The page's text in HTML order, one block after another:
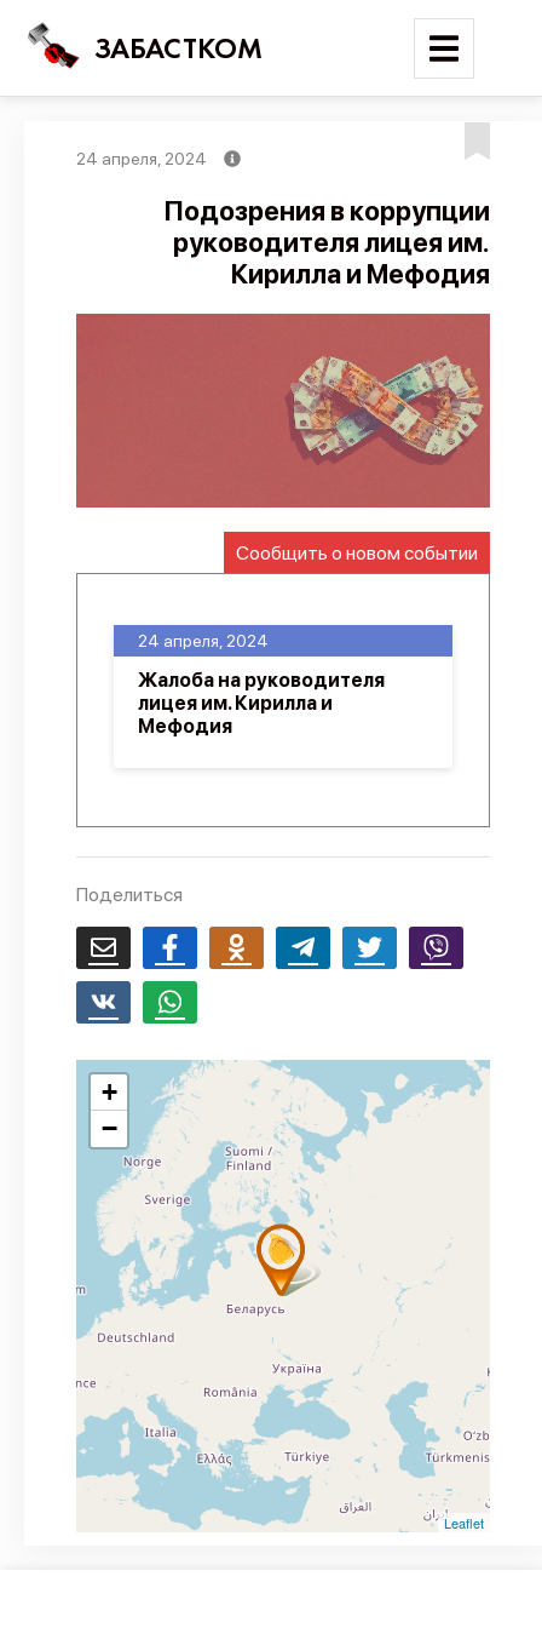
ЗАБАСТКОМ
Поиск
Новости
Трудовые конфликты
Отчеты
Предложить публикацию
API
О проекте
24 апреля, 2024
Подозрения в коррупции
руководителя лицея им.
Кирилла и Мефодия
Сообщить о новом событии
24 апреля, 2024
Жалоба на руководителя
лицея им. Кирилла и
Мефодия
Поделиться
+
−
Leaflet